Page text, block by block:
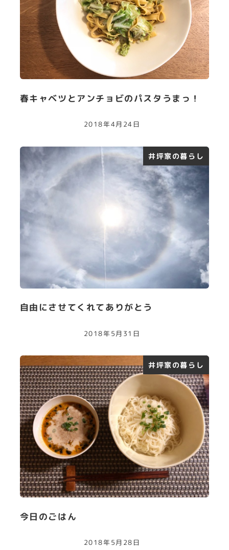
春キャベツとアンチョビのパスタうまっ！
2018年4月24日
井坪家の暮らし
自由にさせてくれてありがとう
2018年5月31日
井坪家の暮らし
今日のごはん
2018年5月28日